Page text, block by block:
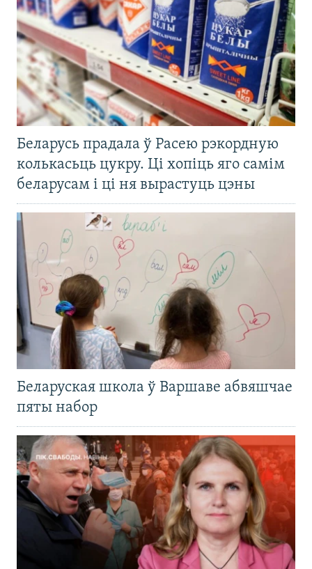
Беларусь прадала ў Расею рэкордную
колькасьць цукру. Ці хопіць яго самім
беларусам і ці ня вырастуць цэны
Беларуская школа ў Варшаве абвяшчае
пяты набор